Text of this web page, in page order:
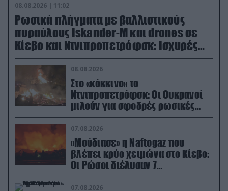
08.08.2026 | 11:02
Ρωσικά πλήγματα με βαλλιστικούς
πυραύλους Iskander-M και drones σε
Κίεβο και Ντνιπροπετρόφσκ: Ισχυρές
εκρήξεις
08.08.2026
Στο «κόκκινο» το
Ντνιπροπετρόφσκ: Οι Ουκρανοί
μιλούν για σφοδρές ρωσικές
επιθέσεις σε όλη την επικράτεια
07.08.2026
«Μούδιασε» η Naftogaz που
βλέπει κρύο χειμώνα στο Κίεβο:
Οι Ρώσοι διέλυσαν 7
εγκαταστάσεις του ουκρανικού
κολοσσού!
07.08.2026